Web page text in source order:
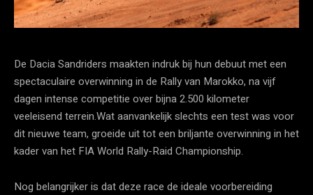
De Dacia Sandriders maakten indruk bij hun debuut met een
spectaculaire overwinning in de Rally van Marokko, na vijf
dagen intense competitie over bijna 2.500 kilometer
veeleisend terrein.Wat aanvankelijk slechts een test was voor
dit nieuwe team, groeide uit tot een briljante overwinning in het
kader van het FIA World Rally-Raid Championship.
Nog belangrijker is dat deze race de ideale voorbereiding